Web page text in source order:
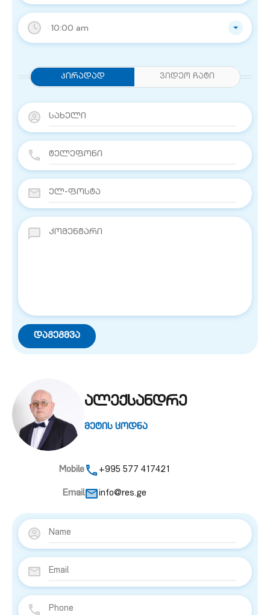
10:00 am
Პირადად ვიდეო ჩატი
ალექსანდრე
მეტის ცოდნა
Mobile +995 577 417421
Email info@res.ge